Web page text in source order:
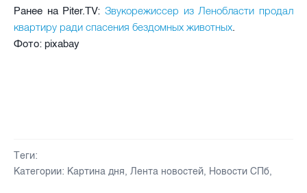
Ранее на Piter.TV: Звукорежиссер из Ленобласти продал
квартиру ради спасения бездомных животных.
Фото: pixabay
Теги:
Категории: Картина дня, Лента новостей, Новости СПб,